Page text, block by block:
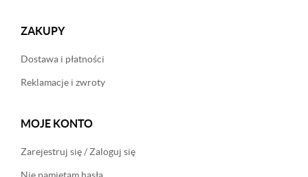
ZAKUPY
Dostawa i płatności
Reklamacje i zwroty
MOJE KONTO
Zarejestruj się / Zaloguj się